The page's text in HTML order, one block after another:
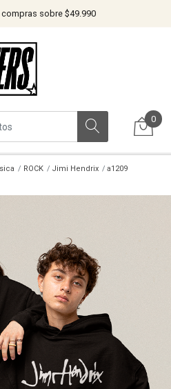
sobre $49.990
0
ROCK Jimi Hendrix
a1209